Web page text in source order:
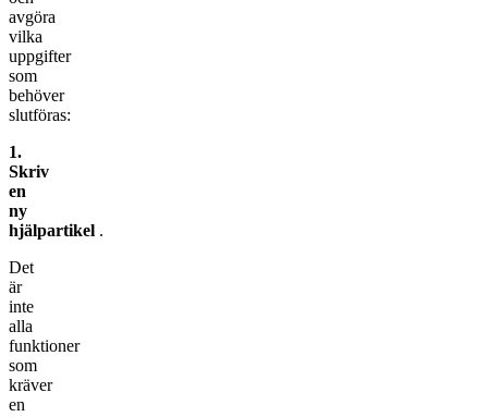
avgöra
vilka
uppgifter
som
behöver
slutföras:
1.
Skriv
en
ny
hjälpartikel .
Det
är
inte
alla
funktioner
som
kräver
en